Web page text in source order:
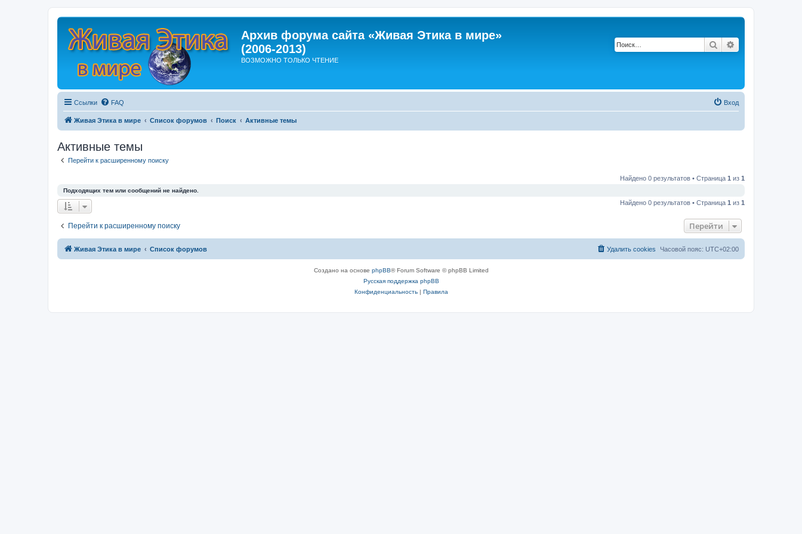
Архив форума сайта «Живая Этика в мире»
(2006-2013)
ВОЗМОЖНО ТОЛЬКО ЧТЕНИЕ
Поиск
Ссылки FAQ Вход
Живая Этика в мире Список форумов Поиск Активные темы
Активные темы
Перейти к расширенному поиску
Найдено 0 результатов • Страница 1 из 1
Подходящих тем или сообщений не найдено.
Найдено 0 результатов • Страница 1 из 1
Перейти к расширенному поиску Перейти
Живая Этика в мире Список форумов Часовой пояс: UTC+02:00
Удалить cookies
Создано на основе phpBB® Forum Software © phpBB Limited
Русская поддержка phpBB
Конфиденциальность| Правила